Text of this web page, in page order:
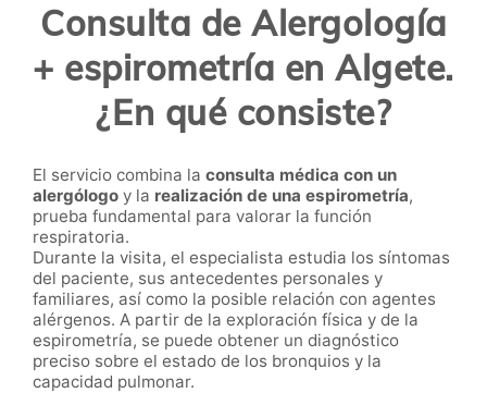
Consulta de Alergología
+ espirometría en Algete.
¿En qué consiste?
El servicio combina la consulta médica con un
alergólogo y la realización de una espirometría,
prueba fundamental para valorar la función
respiratoria.
Durante la visita, el especialista estudia los síntomas
del paciente, sus antecedentes personales y
familiares, así como la posible relación con agentes
alérgenos. A partir de la exploración física y de la
espirometría, se puede obtener un diagnóstico
preciso sobre el estado de los bronquios y la
capacidad pulmonar.